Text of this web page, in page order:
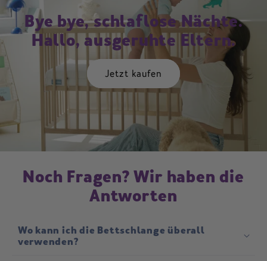
Bye bye, schlaflose Nächte.
Hallo, ausgeruhte Eltern.
Jetzt kaufen
Noch Fragen? Wir haben die
Antworten
Wo kann ich die Bettschlange überall
verwenden?